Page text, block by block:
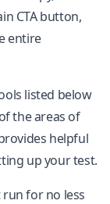
CTA button,
entire
listed below
the areas of
helpful
up your test.
run for no less